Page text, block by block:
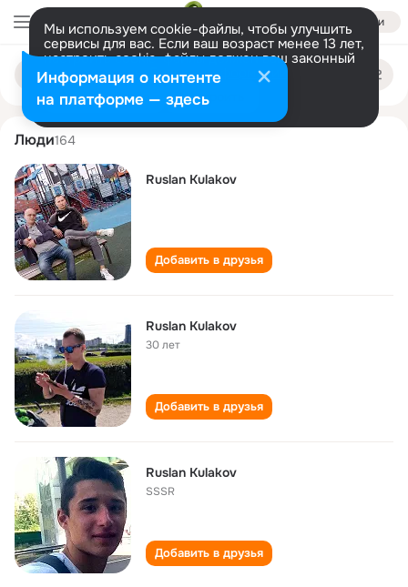
Войти
Мы используем cookie-файлы, чтобы улучшить
сервисы для вас. Если ваш возраст менее 13 лет,
настроить cookie-файлы должен ваш законный
представитель. Больше информации
Разрешить все Настроить
Поиск
людям
ruslan kulakov
Люди164
Ruslan Kulakov
Добавить в друзья
Ruslan Kulakov
30 лет
Добавить в друзья
Ruslan Kulakov
SSSR
Добавить в друзья
Информация о контенте
на платформе — здесь